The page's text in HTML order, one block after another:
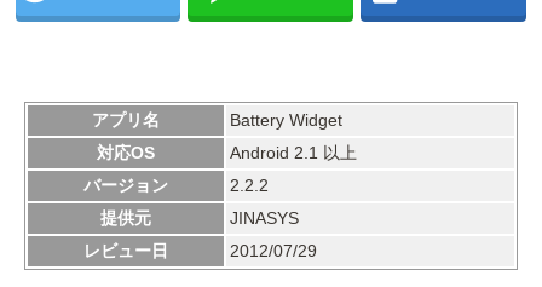
アプリ名
Battery Widget
対応OS
Android 2.1 以上
バージョン
2.2.2
提供元
JINASYS
レビュー日
2012/07/29